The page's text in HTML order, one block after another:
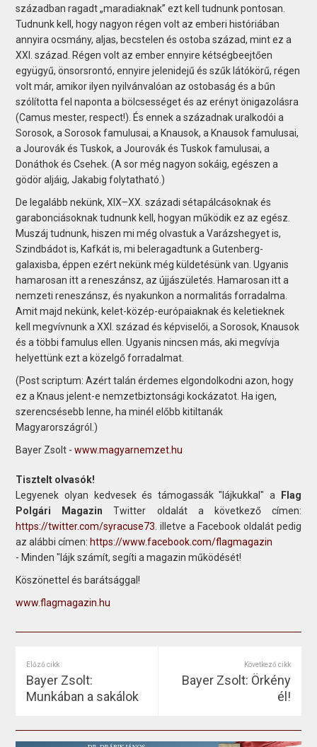
században ragadt „maradiaknak” ezt kell tudnunk pontosan.
Tudnunk kell, hogy nagyon régen volt az emberi históriában
annyira ocsmány, aljas, becstelen és ostoba század, mint ez a
XXI. század. Régen volt az ember ennyire kétségbeejtően
együgyű, önsorsrontó, ennyire jelenidejű és szűk látókörű, régen
volt már, amikor ilyen nyilvánvalóan az ostobaság és a bűn
szólította fel naponta a bölcsességet és az erényt önigazolásra
(Camus mester, respect!). És ennek a századnak uralkodói a
Sorosok, a Sorosok famulusai, a Knausok, a Knausok famulusai,
a Jourovák és Tuskok, a Jourovák és Tuskok famulusai, a
Donáthok és Csehek. (A sor még nagyon sokáig, egészen a
gödör aljáig, Jakabig folytatható.)
De legalább nekünk, XIX–XX. századi sétapálcásoknak és
garabonciásoknak tudnunk kell, hogyan működik ez az egész.
Muszáj tudnunk, hiszen mi még olvastuk a Varázshegyet is,
Szindbádot is, Kafkát is, mi beleragadtunk a Gutenberg-
galaxisba, éppen ezért nekünk még küldetésünk van. Ugyanis
hamarosan itt a reneszánsz, az újjászületés. Hamarosan itt a
nemzeti reneszánsz, és nyakunkon a normalitás forradalma.
Amit majd nekünk, kelet-közép-európaiaknak és keletieknek
kell megvívnunk a XXI. század és képviselői, a Sorosok, Knausok
és a többi famulus ellen. Ugyanis nincsen más, aki megvívja
helyettünk ezt a közelgő forradalmat.
(Post scriptum: Azért talán érdemes elgondolkodni azon, hogy
ez a Knaus jelent-e nemzetbiztonsági kockázatot. Ha igen,
szerencsésebb lenne, ha minél előbb kitiltanák
Magyarországról.)
Bayer Zsolt -www.magyarnemzet.hu
Tisztelt olvasók!
Legyenek olyan kedvesek és támogassák "lájkukkal" a
Flag
Polgári Magazin Twitter oldalát a következő címen:
https://twitter.com/syracuse73 . illetve a Facebook oldalát pedig
az alábbi címen: https://www.facebook.com/flagmagazin
- Minden "lájk számít, segíti a magazin működését!
Köszönettel és barátsággal!
www.flagmagazin.hu
Előző cikk
Bayer Zsolt:
Munkában a sakálok
Következő cikk
Bayer Zsolt: Örkény
él!